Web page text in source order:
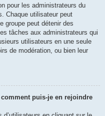
pour les administrateurs du
Chaque utilisateur peut
groupe peut détenir des
tâches aux administrateurs qui
utilisateurs en une seule
de modération, ou bien leur
puis-je en rejoindre